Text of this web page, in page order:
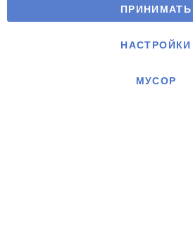
ПРИНИМАТЬ
НАСТРОЙКИ
МУСОР